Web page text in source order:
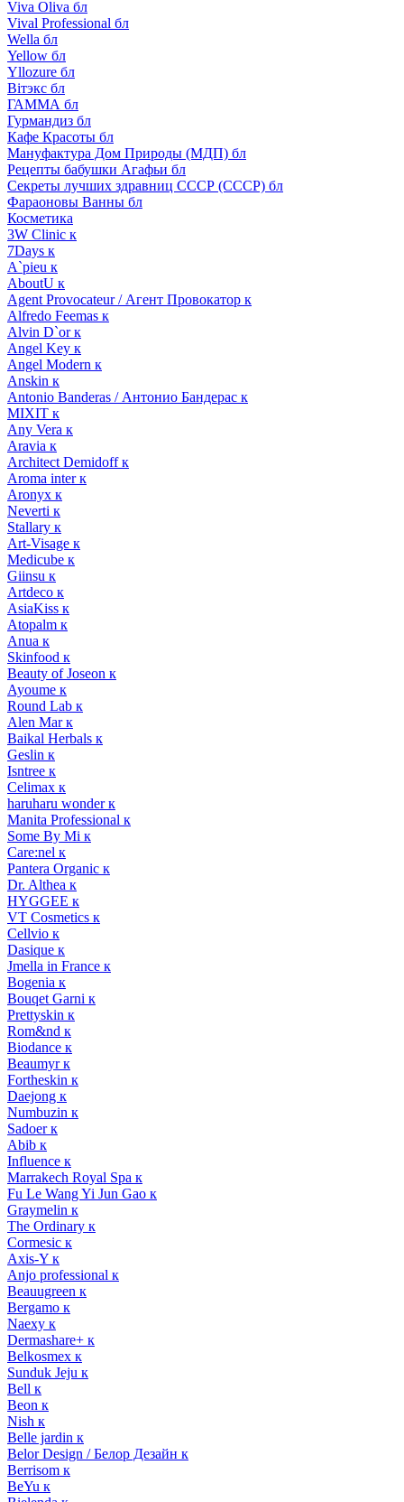
Viva Oliva бл
Vival Professional бл
Wella бл
Yellow бл
Yllozure бл
Вiтэкс бл
ГАММА бл
Гурмандиз бл
Кафе Красоты бл
Мануфактура Дом Природы (МДП) бл
Рецепты бабушки Агафьи бл
Секреты лучших здравниц СССР (СССР) бл
Фараоновы Ванны бл
Косметика
3W Clinic к
7Days к
A`pieu к
AboutU к
Agent Provocateur / Агент Провокатор к
Alfredo Feemas к
Alvin D`or к
Angel Key к
Angel Modern к
Anskin к
Antonio Banderas / Антонио Бандерас к
MIXIT к
Any Vera к
Aravia к
Architect Demidoff к
Aroma inter к
Aronyx к
Neverti к
Stallary к
Art-Visage к
Medicube к
Giinsu к
Artdeco к
AsiaKiss к
Atopalm к
Anua к
Skinfood к
Beauty of Joseon к
Ayoume к
Round Lab к
Alen Mar к
Baikal Herbals к
Geslin к
Isntree к
Celimax к
haruharu wonder к
Manita Professional к
Some By Mi к
Care:nel к
Pantera Organic к
Dr. Althea к
HYGGEE к
VT Cosmetics к
Cellvio к
Dasique к
Jmella in France к
Bogenia к
Bouqet Garni к
Prettyskin к
Rom&nd к
Biodance к
Beaumyr к
Fortheskin к
Daejong к
Numbuzin к
Sadoer к
Abib к
Influence к
Marrakech Royal Spa к
Fu Le Wang Yi Jun Gao к
Graymelin к
The Ordinary к
Cormesic к
Axis-Y к
Anjo professional к
Beauugreen к
Bergamo к
Naexy к
Dermashare+ к
Belkosmex к
Sunduk Jeju к
Bell к
Beon к
Nish к
Belle jardin к
Belor Design / Белор Дезайн к
Berrisom к
BeYu к